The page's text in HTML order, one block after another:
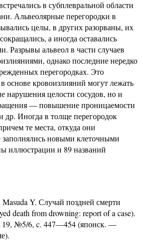
в субплевральной области
Альвеолярные перегородки в
целы, в других разорваны, их
а иногда оставались
Разрывы альвеол в части случаев
однако последние нередко
перегородках. Это
в основе кровоизлияний могут лежать
нарушения целости сосудов, но и
— повышение проницаемости
др. Иногда в толще перегородок
те места, откуда они
заполнялись новыми клеточными
иллюстрации и 89 названий
Y. Случай поздней смерти
death from drowning: report of a case).
19, №5/6, c. 447—454 (японск. —